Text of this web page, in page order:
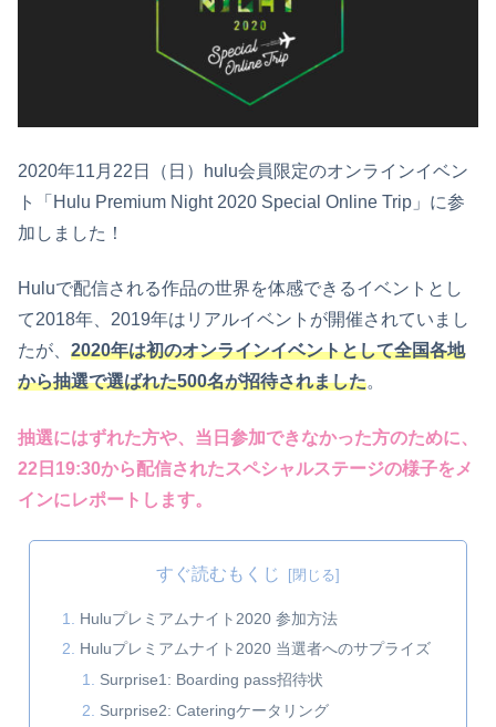
2020年11月22日（日）hulu会員限定のオンラインイベン
ト「Hulu Premium Night 2020 Special Online Trip」に参
加しました！
Huluで配信される作品の世界を体感できるイベントとし
て2018年、2019年はリアルイベントが開催されていまし
たが、 2020年は初のオンラインイベントとして全国各地
から抽選で選ばれた500名が招待されました。
抽選にはずれた方や、当日参加できなかった方のために、
22日19:30から配信されたスペシャルステージの様子をメ
インにレポートします。
すぐ読むもくじ
Huluプレミアムナイト2020 参加方法
Huluプレミアムナイト2020 当選者へのサプライズ
Surprise1: Boarding pass招待状
Surprise2: Cateringケータリング